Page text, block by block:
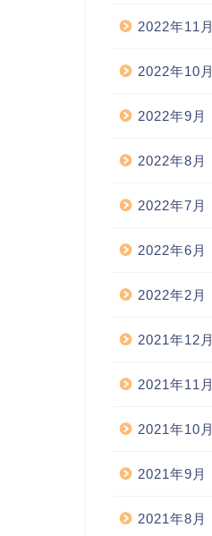
2022年11月
2022年10月
2022年9月
2022年8月
2022年7月
2022年6月
2022年2月
2021年12月
2021年11月
2021年10月
2021年9月
2021年8月